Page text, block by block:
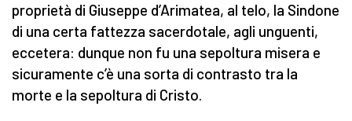
proprietà di Giuseppe d’Arimatea, al telo, la Sindone
di una certa fattezza sacerdotale, agli unguenti,
eccetera: dunque non fu una sepoltura misera e
sicuramente c’è una sorta di contrasto tra la
morte e la sepoltura di Cristo.